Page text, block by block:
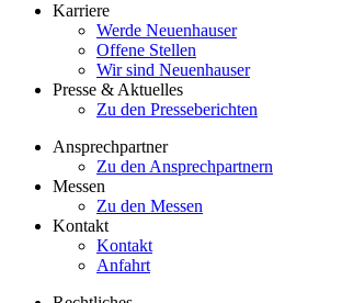
Karriere
Werde Neuenhauser
Offene Stellen
Wir sind Neuenhauser
Presse & Aktuelles
Zu den Presseberichten
Ansprechpartner
Zu den Ansprechpartnern
Messen
Zu den Messen
Kontakt
Kontakt
Anfahrt